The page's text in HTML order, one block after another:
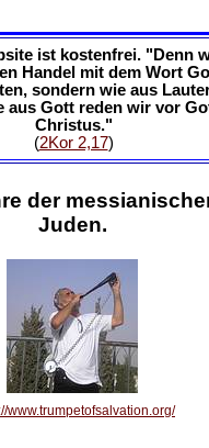
ist kostenfrei. "Denn
Handel mit dem Wort
sondern wie aus
aus Gott reden wir vor
Christus."
(2Kor 2,17)
der
Juden.
www.trumpetofsalvation.org/